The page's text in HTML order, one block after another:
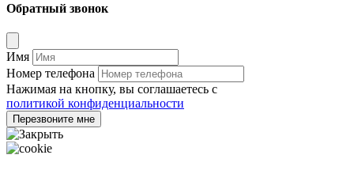
Обратный звонок
Имя
Номер телефона
Нажимая на кнопку, вы соглашаетесь с
политикой конфиденциальности
Перезвоните мне